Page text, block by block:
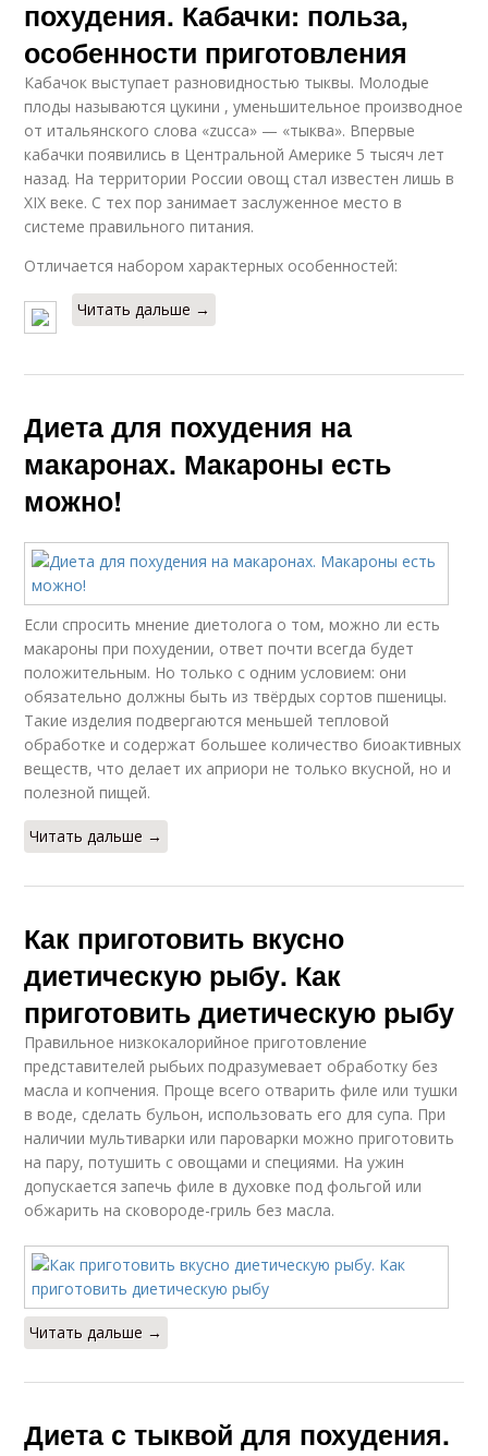
похудения. Кабачки: польза,
особенности приготовления
Кабачок выступает разновидностью тыквы. Молодые
плоды называются цукини , уменьшительное производное
от итальянского слова «zucca» — «тыква». Впервые
кабачки появились в Центральной Америке 5 тысяч лет
назад. На территории России овощ стал известен лишь в
XIX веке. С тех пор занимает заслуженное место в
системе правильного питания.
Отличается набором характерных особенностей:
Читать дальше →
Диета для похудения на
макаронах. Макароны есть
можно!
Если спросить мнение диетолога о том, можно ли есть
макароны при похудении, ответ почти всегда будет
положительным. Но только с одним условием: они
обязательно должны быть из твёрдых сортов пшеницы.
Такие изделия подвергаются меньшей тепловой
обработке и содержат большее количество биоактивных
веществ, что делает их априори не только вкусной, но и
полезной пищей.
Читать дальше →
Как приготовить вкусно
диетическую рыбу. Как
приготовить диетическую рыбу
Правильное низкокалорийное приготовление
представителей рыбьих подразумевает обработку без
масла и копчения. Проще всего отварить филе или тушки
в воде, сделать бульон, использовать его для супа. При
наличии мультиварки или пароварки можно приготовить
на пару, потушить с овощами и специями. На ужин
допускается запечь филе в духовке под фольгой или
обжарить на сковороде-гриль без масла.
Читать дальше →
Диета с тыквой для похудения.